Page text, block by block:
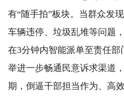
有“随手拍”板块。当群众发
车辆违停、垃圾乱堆等问题
在3分钟内智能派单至责任
举进一步畅通民意诉求渠道
期，倒逼干部担当作为、高效